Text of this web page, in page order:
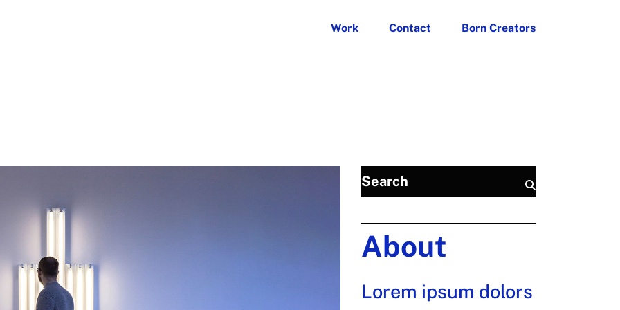
Work Contact Born Creators
About
Lorem ipsum dolors